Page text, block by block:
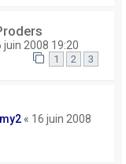
juin 2008 19:20
1 2 3
« 16 juin 2008